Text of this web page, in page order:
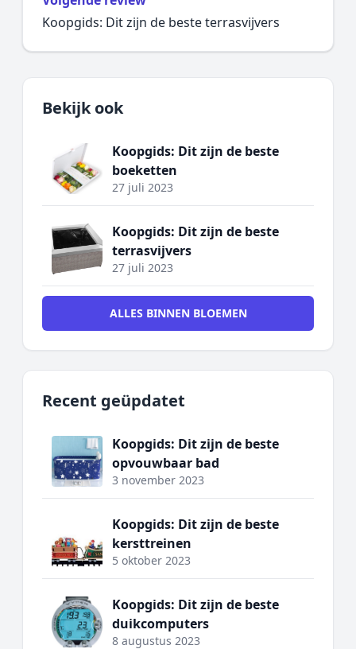
Koopgids: Dit zijn de beste terrasvijvers
Bekijk ook
Koopgids: Dit zijn de beste
boeketten
27 juli 2023
Koopgids: Dit zijn de beste
terrasvijvers
27 juli 2023
ALLES BINNEN BLOEMEN
Recent geüpdatet
Koopgids: Dit zijn de beste
opvouwbaar bad
3 november 2023
Koopgids: Dit zijn de beste
kersttreinen
5 oktober 2023
Koopgids: Dit zijn de beste
duikcomputers
8 augustus 2023